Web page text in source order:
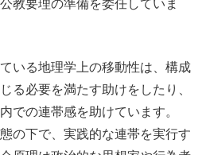
教要理の準備を委任していま
いる地理学上の移動性は、構成
る必要を満たす助けをしたり、
での連帯感を助けています。
の下で、実践的な連帯を実行す